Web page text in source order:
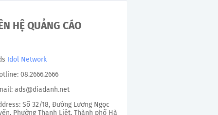
HỆ QUẢNG CÁO
Idol Network
08.2666.2666
ads@diadanh.net
Số 32/18, Đường Lương Ngọc
Phường Thanh Liệt, Thành phố Hà